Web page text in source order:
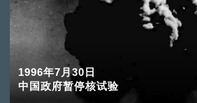
1996年7月30日
中国政府暂停核试验